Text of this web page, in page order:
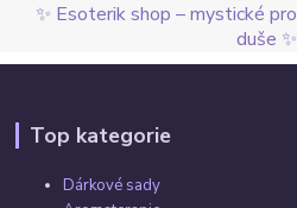
✨ Esoterik shop – mystické
duše ✨
Top kategorie
Dárkové sady